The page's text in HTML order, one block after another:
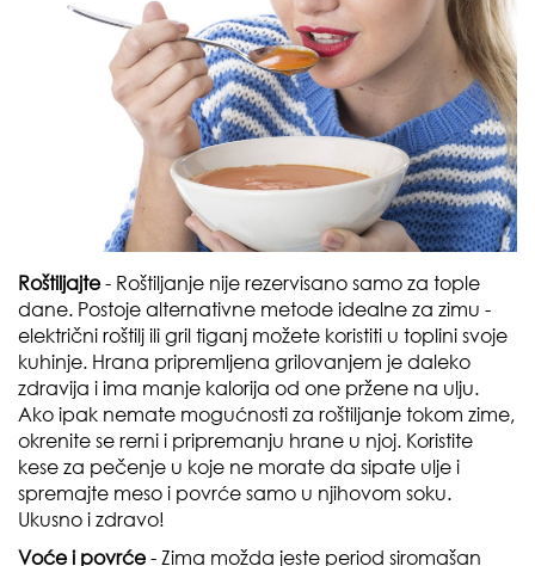
Roštiljajte- Roštiljanje nije rezervisano samo za tople
dane. Postoje alternativne metode idealne za zimu -
električni roštilj ili gril tiganj možete koristiti u toplini svoje
kuhinje. Hrana pripremljena grilovanjem je daleko
zdravija i ima manje kalorija od one pržene na ulju.
Ako ipak nemate mogućnosti za roštiljanje tokom zime,
okrenite se rerni i pripremanju hrane u njoj. Koristite
kese za pečenje u koje ne morate da sipate ulje i
spremajte meso i povrće samo u njihovom soku.
Ukusno i zdravo!
Voće i povrće- Zima možda jeste period siromašan